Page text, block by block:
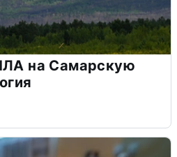
на Самарскую